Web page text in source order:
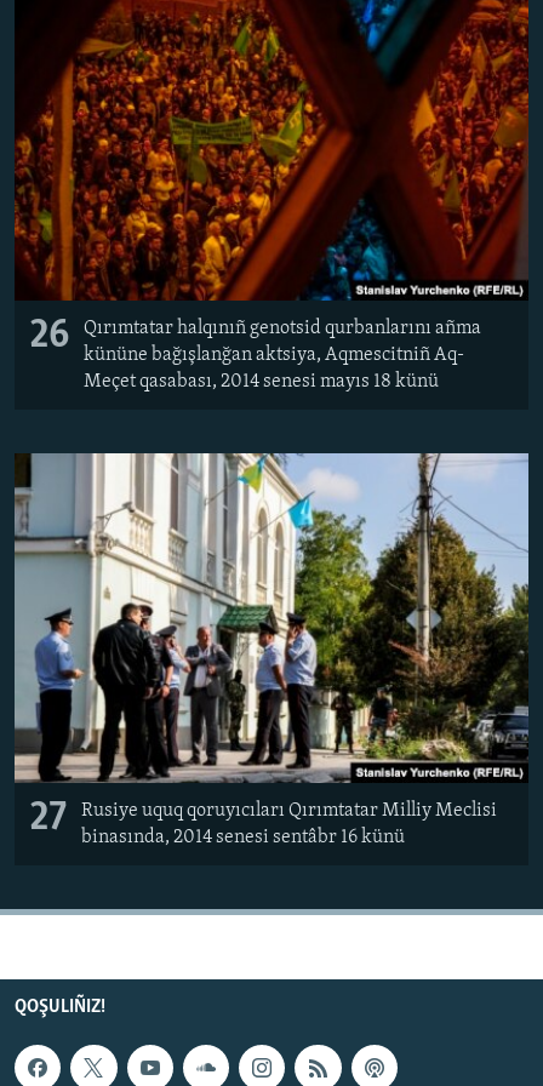
Русский
Українською
QOŞULIÑIZ!
RFE/RS bütün saytları
26
Qırımtatar halqınıñ genotsid qurbanlarını añma
kününe bağışlanğan aktsiya, Aqmescitniñ Aq-
Meçet qasabası, 2014 senesi mayıs 18 künü
27
Rusiye uquq qoruyıcıları Qırımtatar Milliy Meclisi
binasında, 2014 senesi sentâbr 16 künü
QOŞULIÑIZ!